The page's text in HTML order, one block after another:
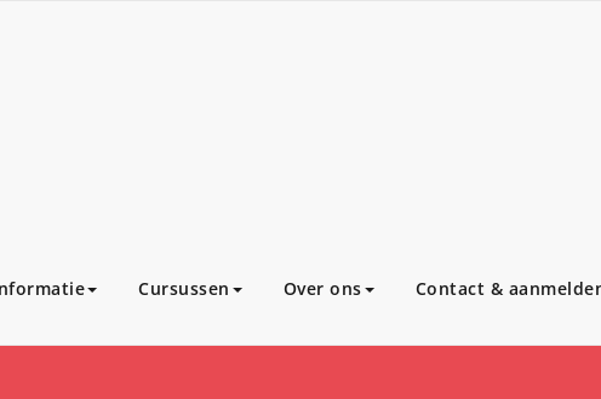
Cursussen Over ons Contact &